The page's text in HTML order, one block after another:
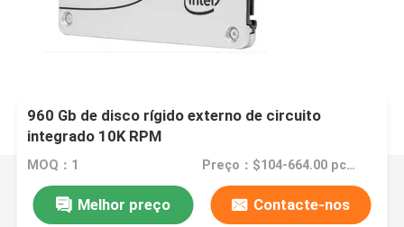
960 Gb de disco rígido externo de circuito
integrado 10K RPM
MOQ：1 Preço：$104-664.00 pcs Negotiable
Melhor preço Contacte-nos